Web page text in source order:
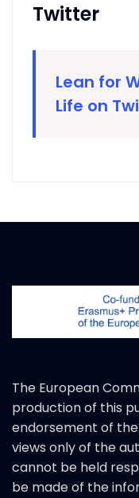
Twitter
Lean for
Life on
The European
production of this
endorsement of
views only of the
cannot be held
be made of the